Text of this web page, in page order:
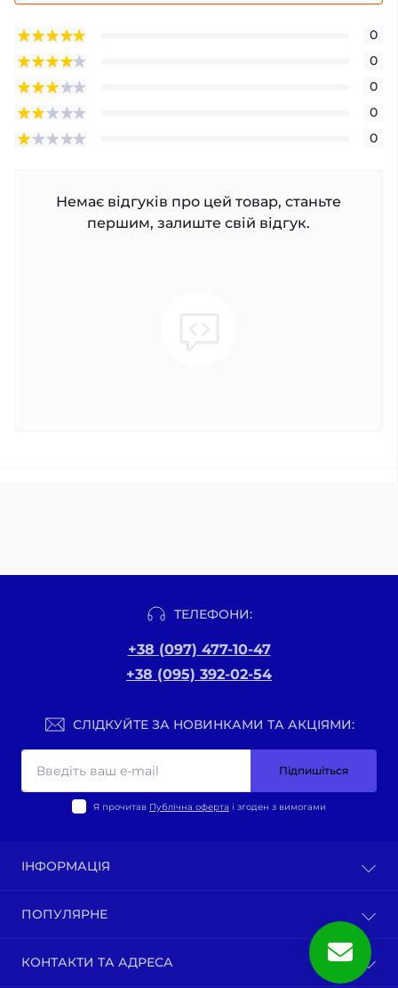
0
0
0
0
0
Немає відгуків про цей товар, станьте
першим, залиште свій відгук.
ТЕЛЕФОНИ:
+38 (097) 477-10-47
+38 (095) 392-02-54
СЛІДКУЙТЕ ЗА НОВИНКАМИ ТА АКЦІЯМИ:
Підпишіться
Я прочитав Публічна оферта і згоден з вимогами
ІНФОРМАЦІЯ
Політика конфіденційності
Про нас
ПОПУЛЯРНЕ
Запчастини по моделям мотоциклів
КОНТАКТИ ТА АДРЕСА